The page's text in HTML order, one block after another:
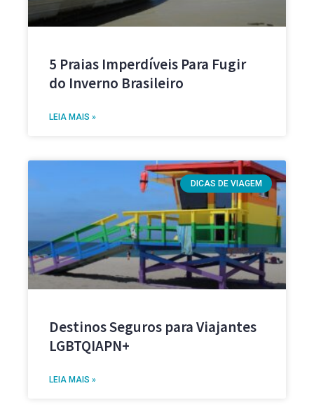
5 Praias Imperdíveis Para Fugir
do Inverno Brasileiro
LEIA MAIS »
DICAS DE VIAGEM
Destinos Seguros para Viajantes
LGBTQIAPN+
LEIA MAIS »